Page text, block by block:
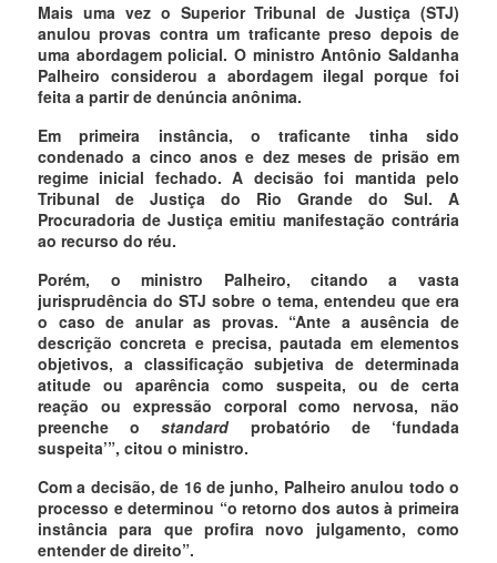
Mais uma vez o Superior Tribunal de Justiça (STJ)
anulou provas contra um traficante preso depois de
uma abordagem policial. O ministro Antônio Saldanha
Palheiro considerou a abordagem ilegal porque foi
feita a partir de denúncia anônima.
Em primeira instância, o traficante tinha sido
condenado a cinco anos e dez meses de prisão em
regime inicial fechado. A decisão foi mantida pelo
Tribunal de Justiça do Rio Grande do Sul. A
Procuradoria de Justiça emitiu manifestação contrária
ao recurso do réu.
Porém, o ministro Palheiro, citando a vasta
jurisprudência do STJ sobre o tema, entendeu que era
o caso de anular as provas. “Ante a ausência de
descrição concreta e precisa, pautada em elementos
objetivos, a classificação subjetiva de determinada
atitude ou aparência como suspeita, ou de certa
reação ou expressão corporal como nervosa, não
preenche ostandardprobatório de ‘fundada
suspeita’”, citou o ministro.
Com a decisão, de 16 de junho, Palheiro anulou todo o
processo e determinou “o retorno dos autos à primeira
instância para que profira novo julgamento, como
entender de direito”.